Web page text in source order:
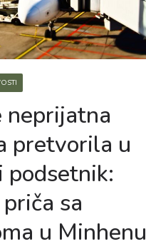
neprijatna
pretvorila u
podsetnik:
sa
u Minhenu